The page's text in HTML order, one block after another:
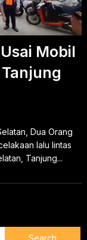
Mobil
Dua Orang
lalu lintas
Tanjung...